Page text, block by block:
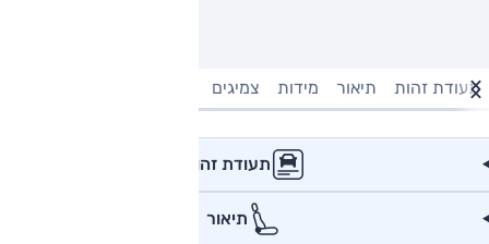
תעודת זהות תיאור מידות צמיגים
תעודת זהות
תיאור